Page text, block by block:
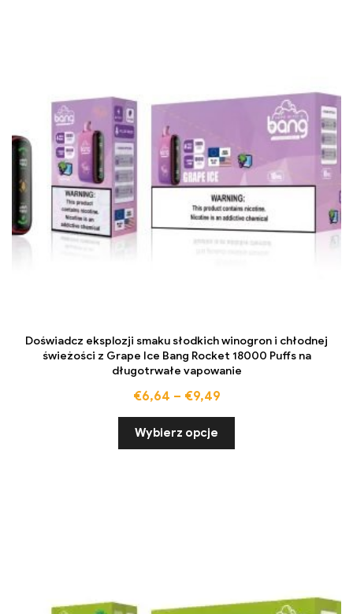
Doświadcz eksplozji smaku słodkich winogron i chłodnej
świeżości z Grape Ice Bang Rocket 18000 Puffs na
długotrwałe vapowanie
€6,64 – €9,49
Wybierz opcje